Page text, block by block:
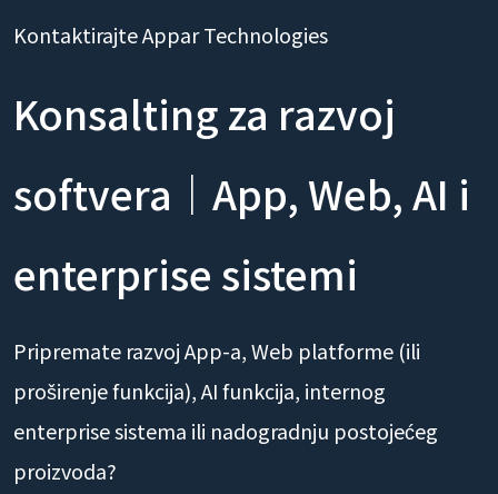
Kontaktirajte Appar Technologies
Konsalting za razvoj
softvera｜App, Web, AI i
enterprise sistemi
Pripremate razvoj App-a, Web platforme (ili
proširenje funkcija), AI funkcija, internog
enterprise sistema ili nadogradnju postojećeg
proizvoda?